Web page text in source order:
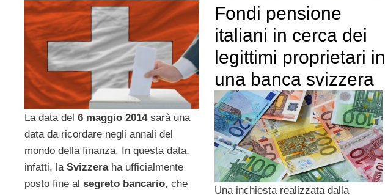
La data del 6 maggio 2014sarà una
data da ricordare negli annali del
mondo della finanza. In questa data,
infatti, la Svizzeraha ufficialmente
posto fine al segreto bancario, che
Fondi pensione
italiani in cerca dei
legittimi proprietari in
una banca svizzera
Una inchiesta realizzata dalla